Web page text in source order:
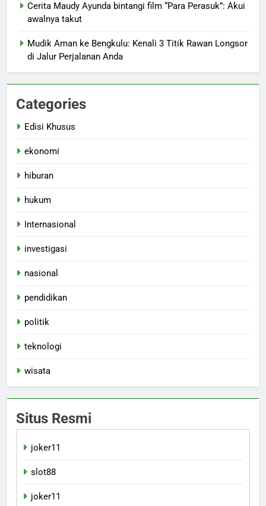
Cerita Maudy Ayunda bintangi film “Para Perasuk”: Akui
awalnya takut
Mudik Aman ke Bengkulu: Kenali 3 Titik Rawan Longsor
di Jalur Perjalanan Anda
Categories
Edisi Khusus
ekonomi
hiburan
hukum
Internasional
investigasi
nasional
pendidikan
politik
teknologi
wisata
Situs Resmi
joker11
slot88
joker11